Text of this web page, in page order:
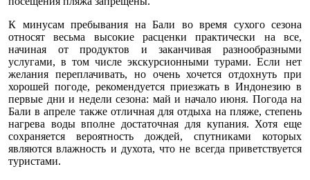
К минусам пребывания на Бали во время сухого сезона
относят весьма высокие расценки практически на все,
начиная от продуктов и заканчивая разнообразными
услугами, в том числе экскурсионными турами. Если нет
желания переплачивать, но очень хочется отдохнуть при
хорошей погоде, рекомендуется приезжать в Индонезию в
первые дни и недели сезона: май и начало июня. Погода на
Бали в апреле также отличная для отдыха на пляже, степень
нагрева воды вполне достаточная для купания. Хотя еще
сохраняется вероятность дождей, спутниками которых
являются влажность и духота, что не всегда приветствуется
туристами.